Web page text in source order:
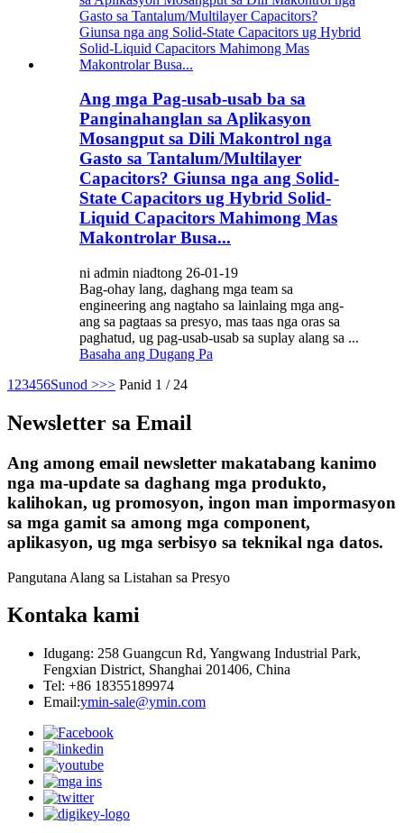
Ang mga Pag-usab-usab ba sa
Panginahanglan sa Aplikasyon
Mosangput sa Dili Makontrol nga
Gasto sa Tantalum/Multilayer
Capacitors? Giunsa nga ang Solid-
State Capacitors ug Hybrid Solid-
Liquid Capacitors Mahimong Mas
Makontrolar Busa...
ni admin niadtong 26-01-19
Bag-ohay lang, daghang mga team sa
engineering ang nagtaho sa lainlaing mga ang-
ang sa pagtaas sa presyo, mas taas nga oras sa
paghatud, ug pag-usab-usab sa suplay alang sa ...
Basaha ang Dugang Pa
1 23456Sunod >>> Panid 1 / 24
Newsletter sa Email
Ang among email newsletter makatabang kanimo
nga ma-update sa daghang mga produkto,
kalihokan, ug promosyon, ingon man impormasyon
sa mga gamit sa among mga component,
aplikasyon, ug mga serbisyo sa teknikal nga datos.
Pangutana Alang sa Listahan sa Presyo
Kontaka kami
Idugang: 258 Guangcun Rd, Yangwang Industrial Park,
Fengxian District, Shanghai 201406, China
Tel: +86 18355189974
Email:ymin-sale@ymin.com